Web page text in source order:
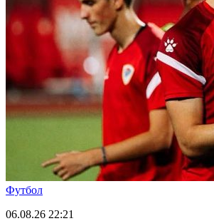
Футбол
06.08.26 22:21